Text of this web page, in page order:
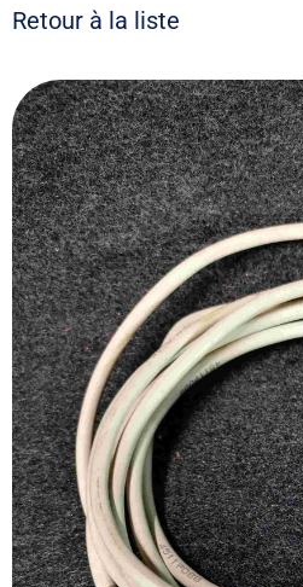
Retour à la liste